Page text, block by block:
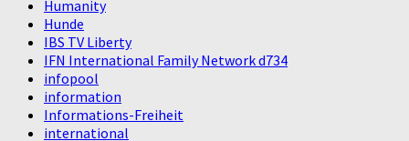
Humanity
Hunde
IBS TV Liberty
IFN International Family Network d734
infopool
information
Informations-Freiheit
international